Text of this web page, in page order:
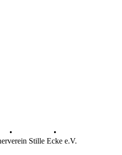
•
•
Stille Ecke e.V.